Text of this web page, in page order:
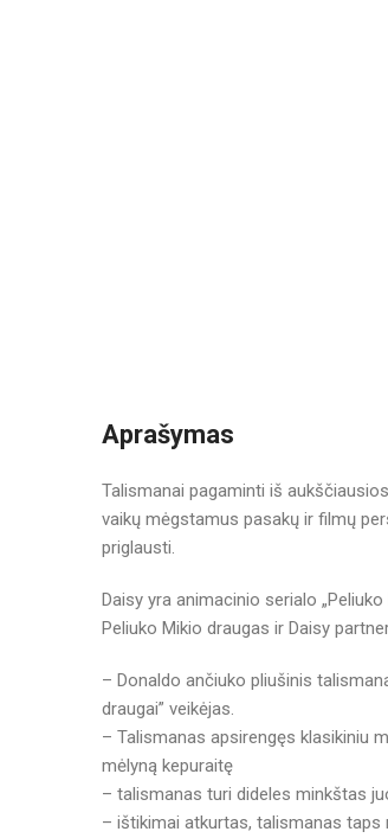
Aprašymas
Talismanai pagaminti iš
vaikų mėgstamus pasakų ir filmų
priglausti.
Daisy yra animacinio serialo
Peliuko Mikio draugas ir Daisy
– Donaldo ančiuko pliušinis
draugai” veikėjas.
– Talismanas apsirengęs klasikiniu
mėlyną kepuraitę
– talismanas turi dideles minkštas
– ištikimai atkurtas, talismanas taps